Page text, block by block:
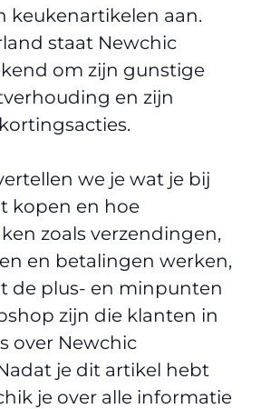
keukenartikelen aan.
staat Newchic
om zijn gunstige
en zijn
we je wat je bij
kopen en hoe
zoals verzendingen,
en betalingen werken,
de plus- en minpunten
zijn die klanten in
over Newchic
je dit artikel hebt
je over alle informatie